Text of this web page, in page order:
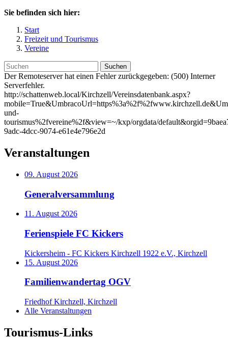
Sie befinden sich hier:
Start
Freizeit und Tourismus
Vereine
Suchen
Der Remoteserver hat einen Fehler zurückgegeben: (500) Interner
Serverfehler.
http://schattenweb.local/Kirchzell/Vereinsdatenbank.aspx?
und-
tourismus%2fvereine%2f&view=~/kxp/orgdata/
9adc-4dcc-9074-e61e4e796e2d
Veranstaltungen
09. August 2026
Generalversammlung
11. August 2026
Ferienspiele FC Kickers
Kickersheim - FC Kickers Kirchzell 1922 e.V., Kirchzell
15. August 2026
Familienwandertag OGV
Friedhof Kirchzell, Kirchzell
Alle Veranstaltungen
Tourismus-Links